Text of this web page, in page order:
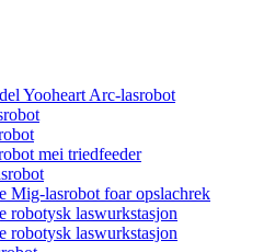
Yooheart Arc-lasrobot
mei triedfeeder
Mig-lasrobot foar opslachrek
robotysk laswurkstasjon
robotysk laswurkstasjon